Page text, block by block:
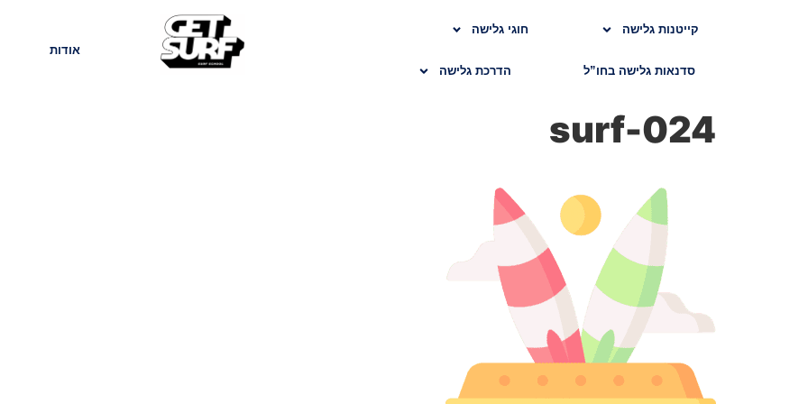
קייטנות גלישה חוגי גלישה
סדנאות גלישה בחו”ל הדרכת גלישה
בלוג אודות
024-surf